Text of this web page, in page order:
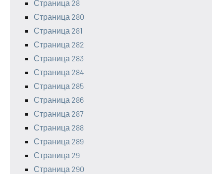
Страница 28
Страница 280
Страница 281
Страница 282
Страница 283
Страница 284
Страница 285
Страница 286
Страница 287
Страница 288
Страница 289
Страница 29
Страница 290